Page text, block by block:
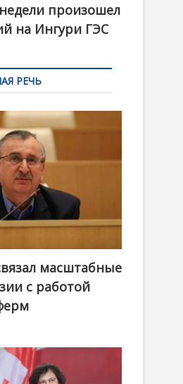
произошел
на Ингури ГЭС
РЕЧЬ
масштабные
с работой